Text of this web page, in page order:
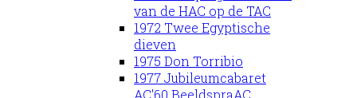
van de HAC op de TAC
1972 Twee Egyptische
dieven
1975 Don Torribio
1977 Jubileumcabaret
AC'60 BeeldspraAC